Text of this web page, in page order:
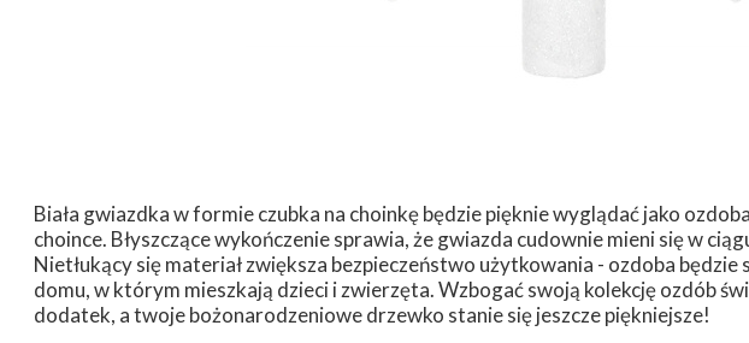
Biała gwiazdka w formie czubka na choinkę będzie pięknie wyglądać jako
choince. Błyszczące wykończenie sprawia, że gwiazda cudownie mieni się w
Nietłukący się materiał zwiększa bezpieczeństwo użytkowania - ozdoba będzie
domu, w którym mieszkają dzieci i zwierzęta. Wzbogać swoją kolekcję ozdób
dodatek, a twoje bożonarodzeniowe drzewko stanie się jeszcze piękniejsze!